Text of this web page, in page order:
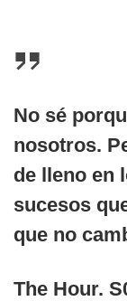
No sé
nosotros.
de lleno en
sucesos
que no
The Hour.